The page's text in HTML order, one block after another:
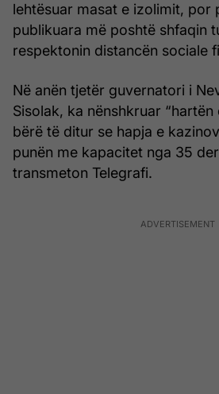
lehtësuar masat e izolimit, por
publikuara më poshtë shfaqin
respektonin distancën sociale
Në anën tjetër guvernatori i
Sisolak, ka nënshkruar
bërë të ditur se hapja e
punën me kapacitet nga 35
transmeton Telegrafi.